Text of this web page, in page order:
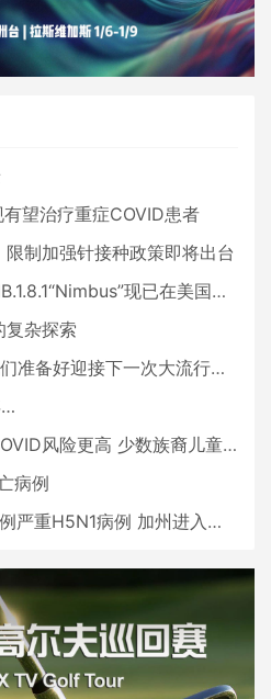
望治疗重症COVID患者
制加强针接种政策即将出台
现已在美国占据主导地位
复杂探索
备好迎接下一次大流行了吗？
…
风险更高 少数族裔儿童存在差异
病例
H5N1病例 加州进入紧急状态